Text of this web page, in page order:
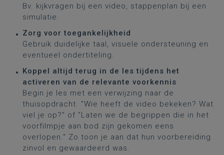
Bv. kijkvragen bij een video, stappenplan bij een
simulatie.
Zorg voor toegankelijkheid
Gebruik duidelijke taal, visuele ondersteuning en
eventueel ondertiteling.
Koppel altijd terug in de les tijdens het
activeren van de relevante voorkennis
Begin je les met een verwijzing naar de
thuisopdracht. "Wie heeft de video bekeken? Wat
viel je op?" of "Laten we de begrippen die in het
voorfilmpje aan bod zijn gekomen eens
overlopen." Zo toon je aan dat hun voorbereiding
zinvol en gewaardeerd was.